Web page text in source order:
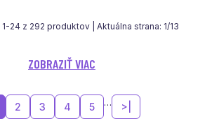
1-24z 292 produktov | Aktuálna strana: 1/13
ZOBRAZIŤ VIAC
2 3 4 5 … >|